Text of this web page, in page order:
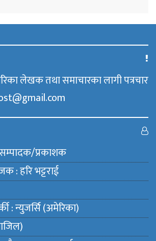
लेखक तथा समाचारका लागी पत्रचार
प्रकाशक
: हरि भट्टराई
: न्युजर्सि (अमेरिका)